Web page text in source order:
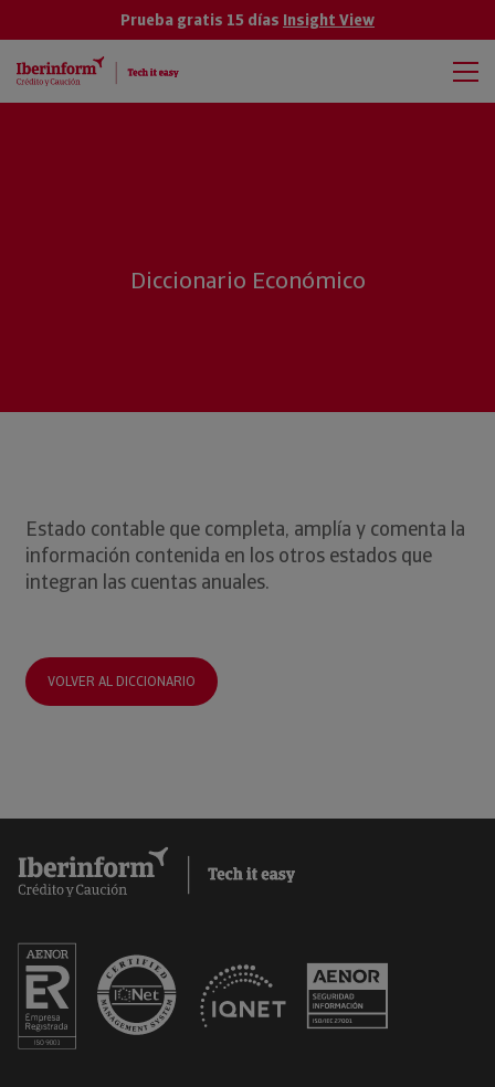
Prueba gratis 15 días Insight View
Diccionario Económico
Estado contable que completa, amplía y comenta la
información contenida en los otros estados que
integran las cuentas anuales.
VOLVER AL DICCIONARIO